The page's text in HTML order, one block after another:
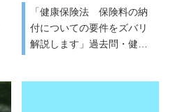
「健康保険法 保険料の納
付についての要件をズバリ
解説します」過去問・健…